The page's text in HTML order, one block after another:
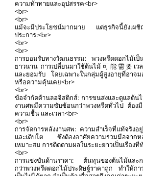
ความท้าทายและอุปสรรค<br>
<br>
<br>
แม้จะมีประโยชน์มากมาย แต่ธุรกิจนี้ยังเผชิ
ประการ:<br>
<br>
<br>
การยอมรับทางวัฒนธรรม: พวงหรีดดอกไม้เป็
ยาวนาน การเปลี่ยนมาใช้ต้นไม้可能需要เวล
และยอมรับ โดยเฉพาะในกลุ่มผู้สูงอายุที่อาจม
หรือความคุ้นเคย<br>
<br>
ข้อจำกัดด้านลอจิสติกส์: การขนส่งและดูแลต้น
งานศพมีความซับซ้อนกว่าพวงหรีดทั่วไป ต้องมี
ความชื้น และเวลา<br>
<br>
การจัดการหลังงานศพ: ความสำเร็จที่แท้จริง
และเติบโต ซึ่งต้องอาศัยความร่วมมือจากห
เหมาะสม การติดตามผลในระยะยาวเป็นเรื่องที่
<br>
การแข่งขันด้านราคา: ต้นทุนของต้นไม้และ
กว่าพวงหรีดดอกไม้ประดิษฐ์ราคาถูก ทำให้กา